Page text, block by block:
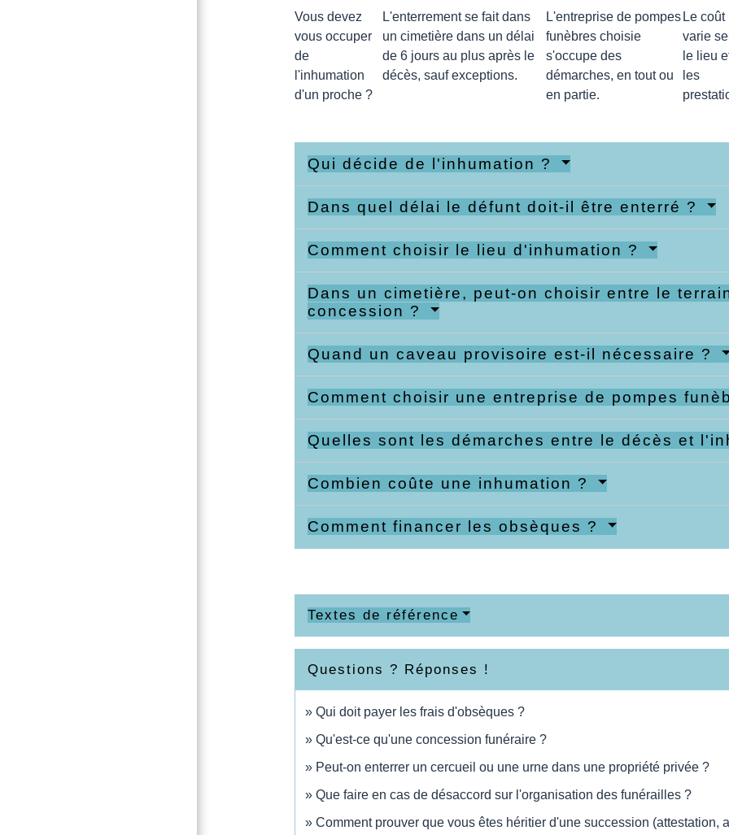
Vous devez
vous occuper
de
l'inhumation
d'un proche ?
L'enterrement se fait dans
un cimetière dans un délai
de 6 jours au plus après le
décès, sauf exceptions.
L'entreprise de pompes
funèbres choisie
s'occupe des
démarches, en tout ou
en partie.
Le coût
varie
le lieu
les
Qui décide de l'inhumation ?
Dans quel délai le défunt doit-il être enterré ?
Comment choisir le lieu d'inhumation ?
Dans un cimetière, peut-on choisir entre le
concession ?
Quand un caveau provisoire est-il nécessaire ?
Comment choisir une entreprise de pompes
Quelles sont les démarches entre le décès et
Combien coûte une inhumation ?
Comment financer les obsèques ?
Textes de référence
Questions ? Réponses !
Qui doit payer les frais d'obsèques ?
Qu'est-ce qu'une concession funéraire ?
Peut-on enterrer un cercueil ou une urne dans une propriété privée ?
Que faire en cas de désaccord sur l'organisation des funérailles ?
Comment prouver que vous êtes héritier d'une succession (attestation,